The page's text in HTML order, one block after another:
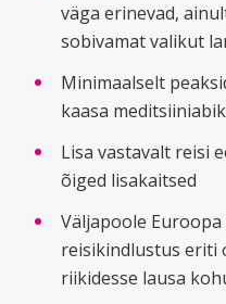
väga erinevad,
sobivamat valikut
Minimaalselt
kaasa
Lisa vastavalt reisi
õiged lisakaitsed
Väljapoole
reisikindlustus eriti
riikidesse lausa